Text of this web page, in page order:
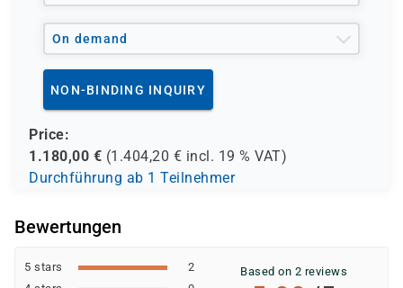
On demand
NON-BINDING INQUIRY
Price:
1.180,00 € (1.404,20 € incl. 19 % VAT)
Durchführung ab 1 Teilnehmer
Bewertungen
5 stars
2
Based on 2 reviews